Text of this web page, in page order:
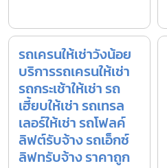
รถเครนให้เช่าวังน้อย
บริการรถเครนให้เช่า
รถกระเช้าให้เช่า รถ
เฮี้ยบให้เช่า รถเทรล
เลอร์ให้เช่า รถโฟลค์
ลิฟต์รับจ้าง รถเอ็กซ์
ลิฟทรับจ้าง ราคาถูก